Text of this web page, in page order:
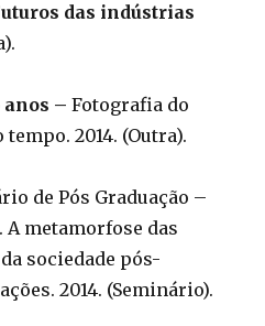
das indústrias
anos –Fotografia do
2014. (Outra).
de Pós Graduação –
A metamorfose das
sociedade pós-
2014. (Seminário).